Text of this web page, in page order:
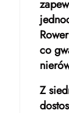
co
Z